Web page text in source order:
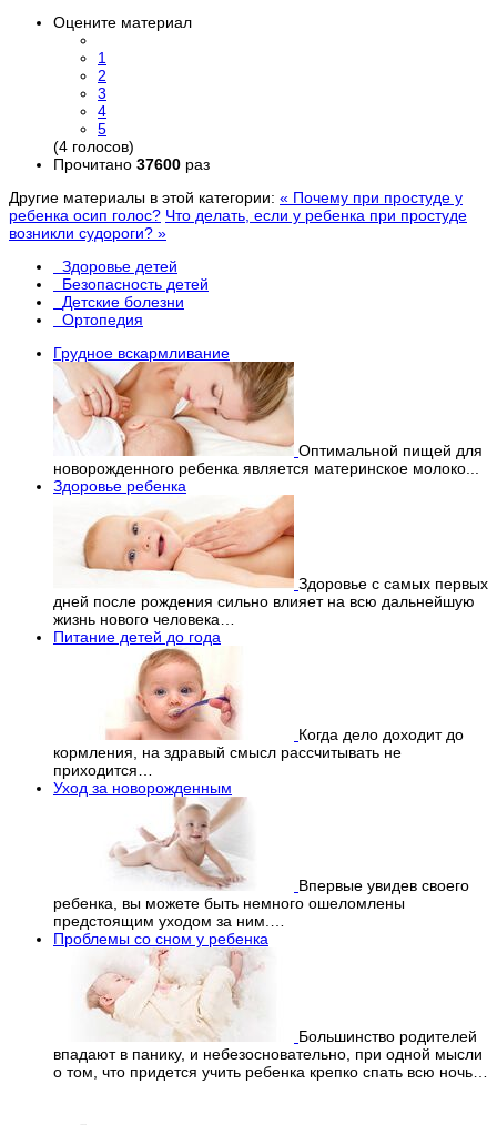
Оцените материал
1
2
3
4
5
(4 голосов)
Прочитано 37600 раз
Другие материалы в этой категории: « Почему при простуде у
ребенка осип голос? Что делать, если у ребенка при простуде
возникли судороги? »
Здоровье детей
Безопасность детей
Детские болезни
Ортопедия
Грудное вскармливание
Оптимальной пищей для
новорожденного ребенка является материнское молоко...
Здоровье ребенка
Здоровье с самых первых
дней после рождения сильно влияет на всю дальнейшую
жизнь нового человека…
Питание детей до года
Когда дело доходит до
кормления, на здравый смысл рассчитывать не
приходится…
Уход за новорожденным
Впервые увидев своего
ребенка, вы можете быть немного ошеломлены
предстоящим уходом за ним.…
Проблемы со сном у ребенка
Большинство родителей
впадают в панику, и небезосновательно, при одной мысли
о том, что придется учить ребенка крепко спать всю ночь…